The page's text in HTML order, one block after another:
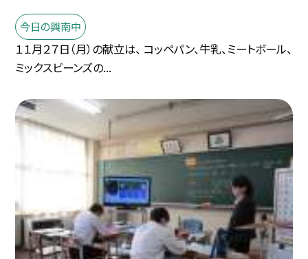
今日の興南中
１１月２７日（月）の献立は、 コッペパン、牛乳、ミートボール、
ミックスビーンズの...